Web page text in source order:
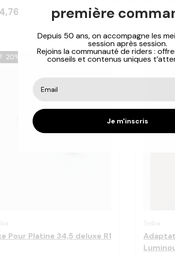
20% de réduction
Pour Platine 34,5 deluxe R1
20%
première
Depuis 50 ans, on accompagne les
session après session.
Rejoins la communauté de riders :
conseils et contenus uniques
Je m'inscris